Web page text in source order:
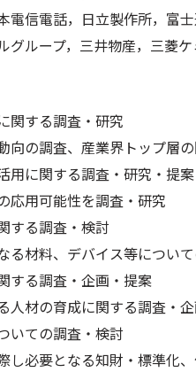
電信電話，日立製作所，富
グループ，三井物産，三菱
関する調査・研究
向の調査、産業界トップ層
用に関する調査・研究・提案
応用可能性を調査・研究
する調査・検討
る材料、デバイス等につい
する調査・企画・提案
人材の育成に関する調査・
いての調査・検討
し必要となる知財・標準化